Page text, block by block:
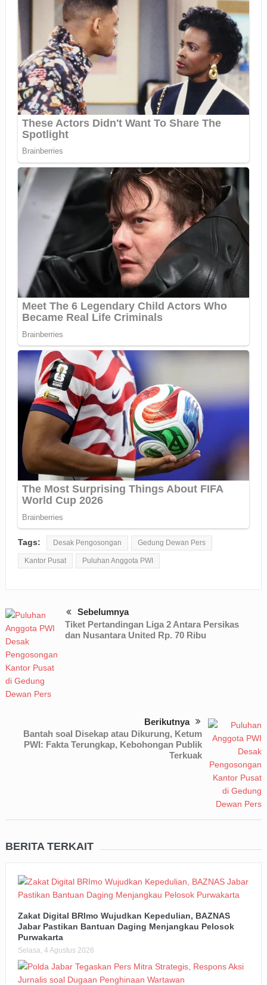
Tags: Desak Pengosongan Gedung Dewan Pers
Kantor Pusat Puluhan Anggota PWI
Sebelumnya
Tiket Pertandingan Liga 2 Antara Persikas
dan Nusantara United Rp. 70 Ribu
Berikutnya
Bantah soal Disekap atau Dikurung, Ketum
PWI: Fakta Terungkap, Kebohongan Publik
Terkuak
BERITA TERKAIT
Zakat Digital BRImo Wujudkan Kepedulian, BAZNAS
Jabar Pastikan Bantuan Daging Menjangkau Pelosok
Purwakarta
Selasa, 4 Agustus 2026